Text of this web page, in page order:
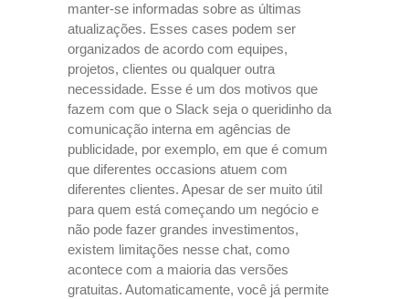
manter-se informadas sobre as últimas
atualizações. Esses cases podem ser
organizados de acordo com equipes,
projetos, clientes ou qualquer outra
necessidade. Esse é um dos motivos que
fazem com que o Slack seja o queridinho da
comunicação interna em agências de
publicidade, por exemplo, em que é comum
que diferentes occasions atuem com
diferentes clientes. Apesar de ser muito útil
para quem está começando um negócio e
não pode fazer grandes investimentos,
existem limitações nesse chat, como
acontece com a maioria das versões
gratuitas. Automaticamente, você já permite